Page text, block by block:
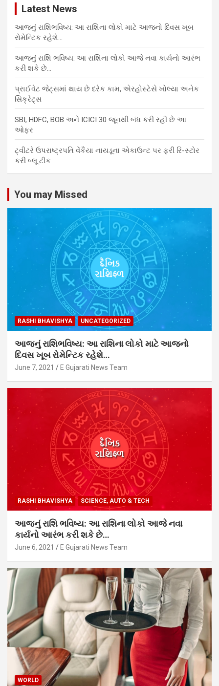
Latest News
આજનું રાશિભવિષ્ય: આ રાશિના લોકો માટે આજનો દિવસ ખૂબ
રોમેન્ટિક રહેશે…
આજનું રાશિ ભવિષ્ય: આ રાશિના લોકો આજે નવા કાર્યનો આરંભ
કરી શકે છે…
પ્રાઈવેટ જેટ્સમાં થાય છે દરેક કામ, એરહોસ્ટેસે ખોલ્યા અનેક
સિક્રેટ્સ
SBI, HDFC, BOB અને ICICI 30 જૂનથી બંધ કરી રહી છે આ
ઓફર
ટ્વીટરે ઉપરાષ્ટ્રપતિ વેંકૈયા નાયડૂના એકાઉન્ટ પર ફરી રિ-સ્ટોર
કરી બ્લૂ ટીક
You may Missed
RASHI BHAVISHYA UNCATEGORIZED
આજનું રાશિભવિષ્ય: આ રાશિના લોકો માટે આજનો
દિવસ ખૂબ રોમેન્ટિક રહેશે…
June 7, 2021 E Gujarati News Team
RASHI BHAVISHYA SCIENCE, AUTO & TECH
આજનું રાશિ ભવિષ્ય: આ રાશિના લોકો આજે નવા
કાર્યનો આરંભ કરી શકે છે…
June 6, 2021 E Gujarati News Team
WORLD